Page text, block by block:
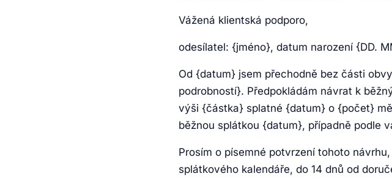
Vážená klientská podporo,
odesílatel: {jméno}, datum narození {DD.
Od {datum} jsem přechodně bez části
podrobností}. Předpokládám návrat k
výši {částka} splatné {datum} o {počet}
běžnou splátkou {datum}, případně podle
Prosím o písemné potvrzení tohoto
splátkového kalendáře, do 14 dnů od